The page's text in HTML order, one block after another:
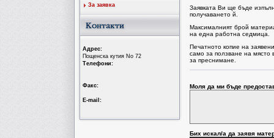
За заявка
Aдрес:
Пощенска кутия No 72
Tелефони:
Факс:
Е-mail:
Заявката Ви ще бъде
получаването й.
Максималният брой
на една работна седмица.
Печатното копие на
само за ползване на място
за преснимане.
Моля да ми бъде
Бих искал/a да заявя